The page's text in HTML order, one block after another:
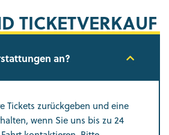
TICKETVERKAUF
an?
Tickets zurückgeben und eine
wenn Sie uns bis zu 24